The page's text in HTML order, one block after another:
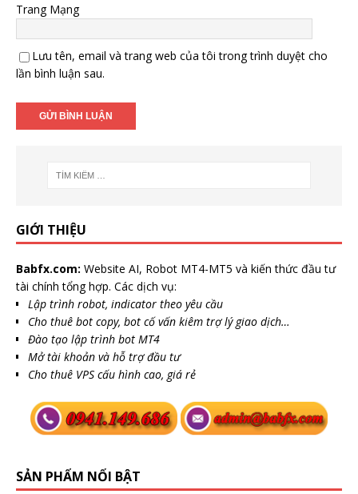
Trang Mạng
Lưu tên, email và trang web của tôi trong trình duyệt cho
lần bình luận sau.
GIỚI THIỆU
Babfx.com: Website AI, Robot MT4-MT5 và kiến thức đầu tư
tài chính tổng hợp. Các dịch vụ:
Lập trình robot, indicator theo yêu cầu
Cho thuê bot copy, bot cố vấn kiêm trợ lý giao dịch…
Đào tạo lập trình bot MT4
Mở tài khoản và hỗ trợ đầu tư
Cho thuê VPS cấu hình cao, giá rẻ
SẢN PHẨM NỔI BẬT